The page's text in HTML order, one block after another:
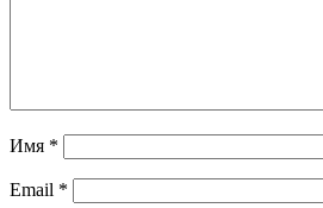
Имя *
Email *